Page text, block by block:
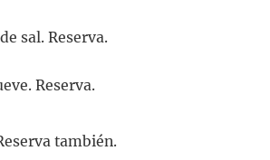
sal. Reserva.
Reserva.
también.